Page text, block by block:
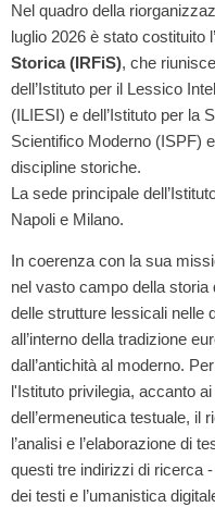
Nel quadro della
luglio 2026 è stato costituito l’
Storica (IRFiS), che
dell’Istituto per il Lessico
(ILIESI) e dell’Istituto per la
Scientifico Moderno (ISPF)
discipline storiche.
La sede principale
Napoli e Milano.
In coerenza con la sua
nel vasto campo della
delle strutture lessicali nelle
all’interno della tradizione
dall’antichità al moderno.
l'Istituto privilegia, accanto
dell’ermeneutica testuale, il
l’analisi e l’elaborazione di
questi tre indirizzi di ricerca
dei testi e l’umanistica